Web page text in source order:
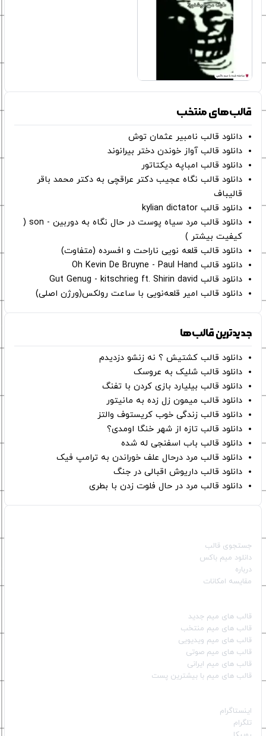
قالب‌های منتخب
دانلود قالب نامبیر عثمان ‌توش
دانلود قالب آواز خوندن دختر بیرانوند
دانلود قالب امباپه دیکتاتور
دانلود قالب نگاه عجیب دکتر عراقچی به دکتر محمد باقر
قالیباف
دانلود قالب kylian dictator
دانلود قالب مرد سیاه پوست در حال نگاه به دوربین - son (
کیفیت بیشتر )
دانلود قالب قلعه نویی ناراحت و افسرده (متفاوت)
دانلود قالب Oh Kevin De Bruyne - Paul Hand
دانلود قالب Gut Genug - kitschrieg ft. Shirin david
دانلود قالب امیر قلعه‌نویی با ساعت رولکس(ورژن اصلی)
جدیدترین قالب‌ها
دانلود قالب کشتیش ؟ نه زنشو دزدیدم
دانلود قالب شلیک به عروسک
دانلود قالب بیلیارد بازی کردن با تفنگ
دانلود قالب میمون زل زده به مانیتور
دانلود قالب زندگی خوب کریستوف والتز
دانلود قالب تازه از شهر خنگا اومدی؟
دانلود قالب باب اسفنجی له شده
دانلود قالب مرد درحال علف خوراندن به ترامپ فیک
دانلود قالب داریوش اقبالی در جنگ
دانلود قالب مرد در حال فلوت زدن با بطری
جستجوی قالب
دانلود میم باکس
درباره
مقایسه امکانات
قالب‌ های میم جدید
قالب‌ های میم منتخب
قالب‌ های میم ویدیویی
قالب‌ های میم صوتی
قالب‌ های میم ایرانی
قالب‌ های میم با بیشترین پست
اینستاگرام
تلگرام